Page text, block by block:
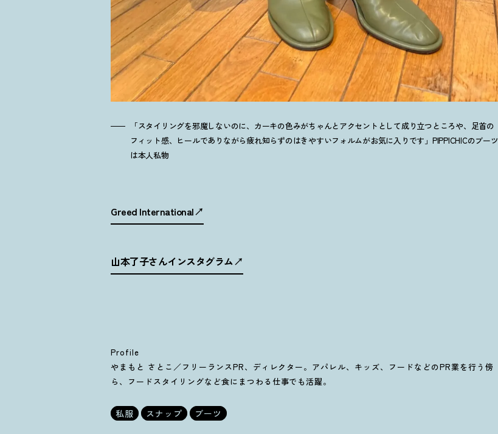
「スタイリングを邪魔しないのに、カーキの色みがちゃんとアクセントとして成り立つところや、足首の
フィット感、ヒールでありながら疲れ知らずのはきやすいフォルムがお気に入りです」PIPPICHICのブーツ
は本人私物
Greed International
山本了子さんインスタグラム
Profile
やまもと さとこ／フリーランスPR、ディレクター。アパレル、キッズ、フードなどのPR業を行う傍
ら、フードスタイリングなど食にまつわる仕事でも活躍。
私服 スナップ ブーツ